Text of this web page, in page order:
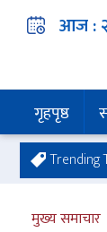
आज :
गृहपृष्ठ
Trending
मुख्य समाचार